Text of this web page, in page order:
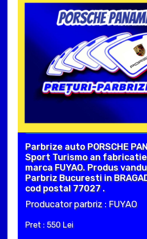
Parbrize auto PORSCHE
Sport Turismo an
marca FUYAO. Produs
Parbriz Bucuresti in
cod postal 77027 .
Producator parbriz : FUYAO
Pret : 550 Lei